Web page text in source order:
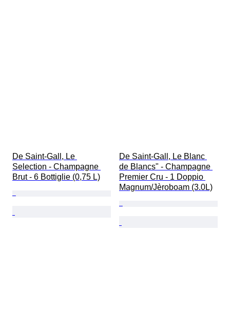
De Saint-Gall, Le
Selection - Champagne
Brut - 6 Bottiglie (0,75 L)
De Saint-Gall, Le Blanc
de Blancs" - Champagne
Premier Cru - 1 Doppio
Magnum/Jèroboam (3.0L)